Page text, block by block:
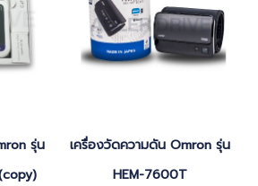
รุ่น
เครื่องวัดความดัน Omron รุ่น
HEM-7600T